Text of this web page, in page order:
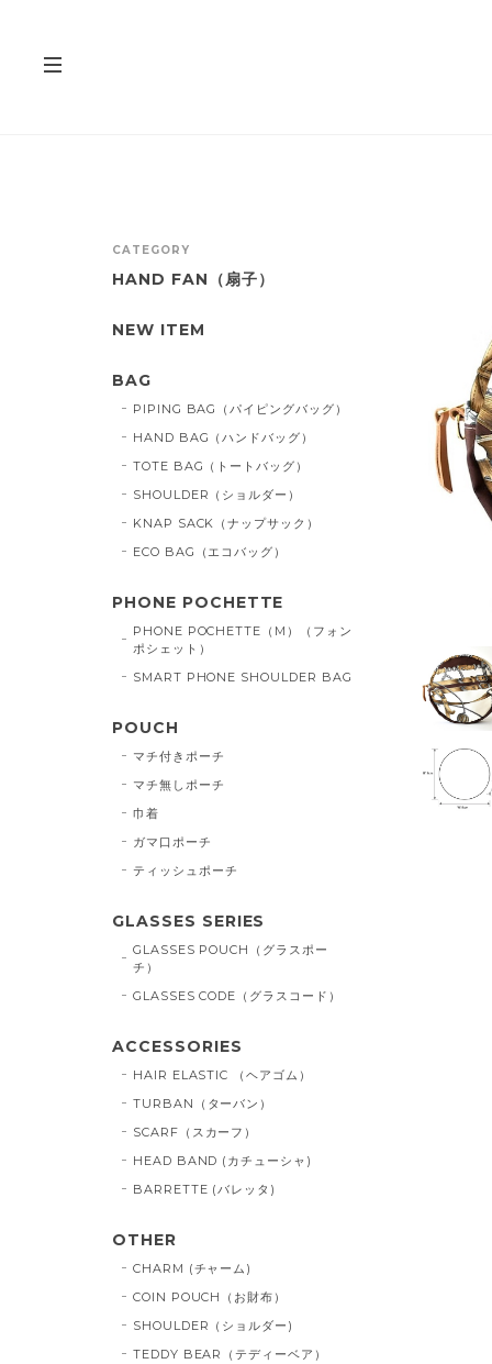
CATEGORY
HAND FAN（扇子）
NEW ITEM
BAG
PIPING BAG（パイピングバッグ）
HAND BAG（ハンドバッグ）
TOTE BAG（トートバッグ）
SHOULDER（ショルダー）
KNAP SACK（ナップサック）
ECO BAG（エコバッグ）
PHONE POCHETTE
PHONE POCHETTE（M）（フォン
ポシェット）
SMART PHONE SHOULDER BAG
POUCH
マチ付きポーチ
マチ無しポーチ
巾着
ガマ口ポーチ
ティッシュポーチ
GLASSES SERIES
GLASSES POUCH（グラスポー
チ）
GLASSES CODE（グラスコード）
ACCESSORIES
HAIR ELASTIC （ヘアゴム）
TURBAN（ターバン）
SCARF（スカーフ）
HEAD BAND (カチューシャ)
BARRETTE (バレッタ)
OTHER
CHARM (チャーム)
COIN POUCH（お財布）
SHOULDER（ショルダー)
TEDDY BEAR（テディーベア）